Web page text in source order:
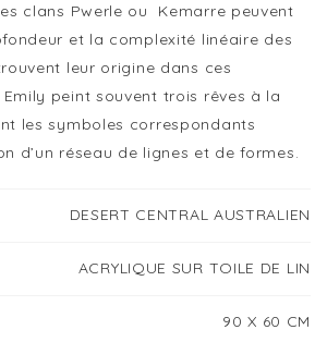
clans Pwerle ou Kemarre peuvent
et la complexité linéaire des
leur origine dans ces
peint souvent trois rêves à la
les symboles correspondants
d’un réseau de lignes et de formes.
DESERT CENTRAL AUSTRALIEN
ACRYLIQUE SUR TOILE DE LIN
90 X 60 CM